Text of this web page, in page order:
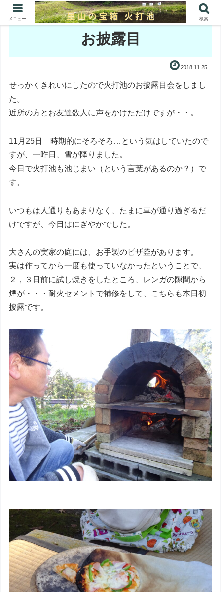
お披露目
2018.11.25
せっかくきれいにしたので火打池のお披露目会をしまし
た。
近所の方とお友達数人に声をかけただけですが・・。
11月25日 時期的にそろそろ…という気はしていたので
すが、一昨日、雪が降りました。
今日で火打池も池じまい（という言葉があるのか？）で
す。
いつもは人通りもあまりなく、たまに車が通り過ぎるだ
けですが、今日はにぎやかでした。
大さんの実家の庭には、お手製のピザ釜があります。
実は作ってから一度も使っていなかったということで、
２，３日前に試し焼きをしたところ、レンガの隙間から
煙が・・・耐火セメントで補修をして、こちらも本日初
披露です。
メニュー 検索